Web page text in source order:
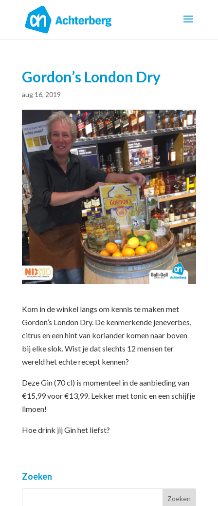
Gordon’s London Dry
aug 16, 2019
Kom in de winkel langs om kennis te maken met
Gordon’s London Dry. De kenmerkende jeneverbes,
citrus en een hint van koriander komen naar boven
bij elke slok. Wist je dat slechts 12 mensen ter
wereld het echte recept kennen?
Deze Gin (70 cl) is momenteel in de aanbieding van
€15,99 voor €13,99. Lekker met tonic en een schijfje
limoen!
Hoe drink jij Gin het liefst?
Zoeken